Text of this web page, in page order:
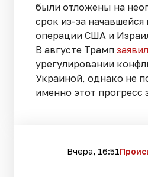
были отложены на
срок из-за начавшейся
операции США и
В августе Трамп заявил
урегулировании
Украиной, однако не
именно этот прогресс
Вчера, 16:51